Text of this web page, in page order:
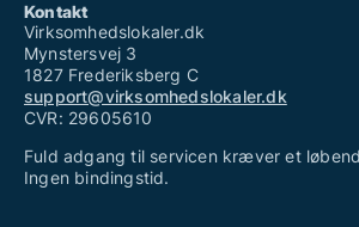
Kontakt
Virksomhedslokaler.dk
Mynstersvej 3
1827 Frederiksberg C
support@virksomhedslokaler.dk
CVR: 29605610
Fuld adgang til servicen kræver et
Ingen bindingstid.